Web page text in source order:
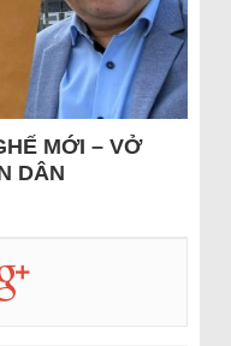
MỚI – VỞ
DÂN